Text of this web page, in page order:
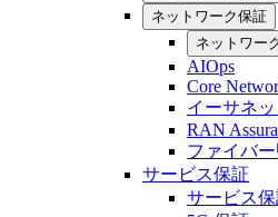
ネットワーク保証
ネットワー
AIOps
Core
イーサネ
RAN
ファイバ
サービス保証
サービス保